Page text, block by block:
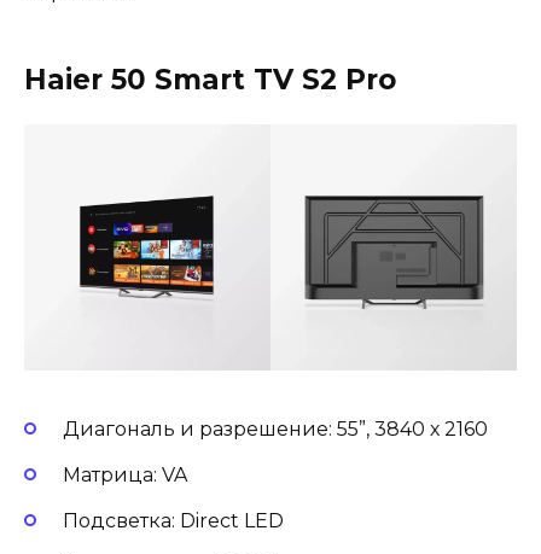
Haier 50 Smart TV S2 Pro
Диагональ и разрешение: 55”, 3840 х 2160
Матрица: VA
Подсветка: Direct LED